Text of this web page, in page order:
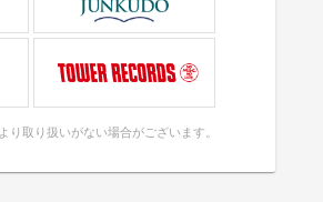
り取り扱いがない場合がございます。